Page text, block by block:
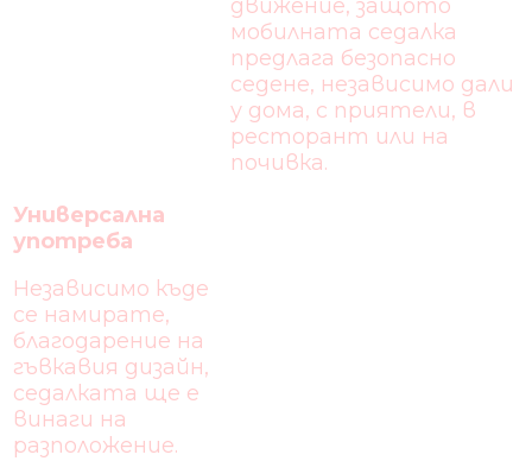
движение, защото
мобилната седалка
предлага безопасно
седене, независимо дали
у дома, с приятели, в
ресторант или на
почивка.
Универсална
употреба
Независимо къде
се намирате,
благодарение на
гъвкавия дизайн,
седалката ще е
винаги на
разположение.